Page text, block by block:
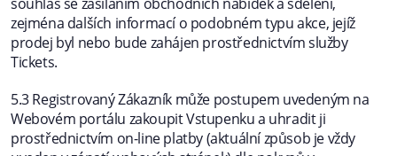
zejména dalších informací o podobném typu akce, jejíž
prodej byl nebo bude zahájen prostřednictvím služby
Tickets.
5.3 Registrovaný Zákazník může postupem uvedeným na
Webovém portálu zakoupit Vstupenku a uhradit ji
prostřednictvím on-line platby (aktuální způsob je vždy